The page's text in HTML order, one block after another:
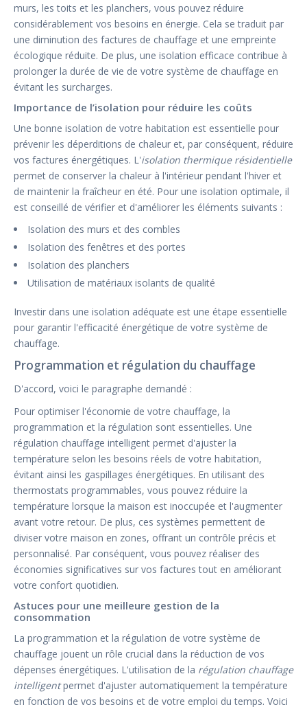
murs, les toits et les planchers, vous pouvez réduire
considérablement vos besoins en énergie. Cela se traduit par
une diminution des factures de chauffage et une empreinte
écologique réduite. De plus, une isolation efficace contribue à
prolonger la durée de vie de votre système de chauffage en
évitant les surcharges.
Importance de l’isolation pour réduire les coûts
Une bonne isolation de votre habitation est essentielle pour
prévenir les déperditions de chaleur et, par conséquent, réduire
vos factures énergétiques. L'isolation thermique résidentielle
permet de conserver la chaleur à l'intérieur pendant l'hiver et
de maintenir la fraîcheur en été. Pour une isolation optimale, il
est conseillé de vérifier et d'améliorer les éléments suivants :
Isolation des murs et des combles
Isolation des fenêtres et des portes
Isolation des planchers
Utilisation de matériaux isolants de qualité
Investir dans une isolation adéquate est une étape essentielle
pour garantir l'efficacité énergétique de votre système de
chauffage.
Programmation et régulation du chauffage
D'accord, voici le paragraphe demandé :
Pour optimiser l'économie de votre chauffage, la
programmation et la régulation sont essentielles. Une
régulation chauffage intelligent permet d'ajuster la
température selon les besoins réels de votre habitation,
évitant ainsi les gaspillages énergétiques. En utilisant des
thermostats programmables, vous pouvez réduire la
température lorsque la maison est inoccupée et l'augmenter
avant votre retour. De plus, ces systèmes permettent de
diviser votre maison en zones, offrant un contrôle précis et
personnalisé. Par conséquent, vous pouvez réaliser des
économies significatives sur vos factures tout en améliorant
votre confort quotidien.
Astuces pour une meilleure gestion de la
consommation
La programmation et la régulation de votre système de
chauffage jouent un rôle crucial dans la réduction de vos
dépenses énergétiques. L'utilisation de la régulation chauffage
intelligentpermet d'ajuster automatiquement la température
en fonction de vos besoins et de votre emploi du temps. Voici